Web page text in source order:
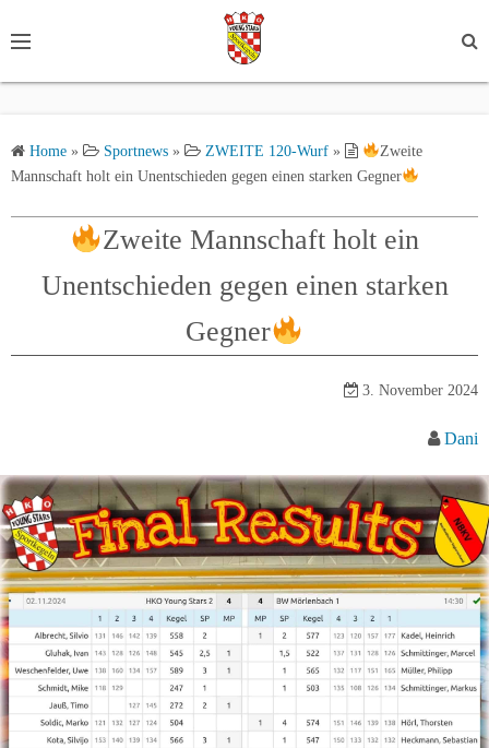
Home » Sportnews » ZWEITE 120-Wurf »
Zweite
Mannschaft holt ein Unentschieden gegen einen starken Gegner
Zweite Mannschaft holt ein
Unentschieden gegen einen starken
Gegner
3. November 2024
Dani